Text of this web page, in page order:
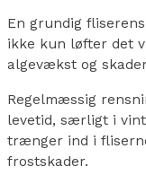
En grundig
ikke kun løfter det
algevækst og
Regelmæssig
levetid, særligt i
trænger ind i
frostskader.